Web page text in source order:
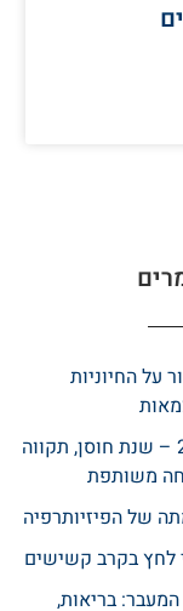
על החיוניות
2025 – שנת חוסן, תקווה
משותפת
של הפיזיותרפיה
לחץ בקרב קשישים
המעבר: בריאות,